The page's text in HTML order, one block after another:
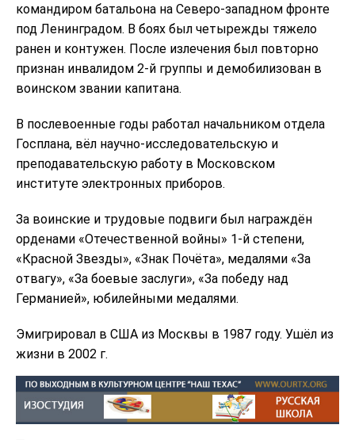
командиром батальона на Северо-западном фронте
под Ленинградом. В боях был четырежды тяжело
ранен и контужен. После излечения был повторно
признан инвалидом 2-й группы и демобилизован в
воинском звании капитана.
В послевоенные годы работал начальником отдела
Госплана, вёл научно-исследовательскую и
преподавательскую работу в Московском
институте электронных приборов.
За воинские и трудовые подвиги был награждён
орденами «Отечественной войны» 1-й степени,
«Красной Звезды», «Знак Почёта», медалями «За
отвагу», «За боевые заслуги», «За победу над
Германией», юбилейными медалями.
Эмигрировал в США из Москвы в 1987 году. Ушёл из
жизни в 2002 г.